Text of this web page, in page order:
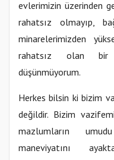
evlerimizin üzerinden
rahatsız olmayıp,
minarelerimizden
rahatsız olan bir
düşünmüyorum.
Herkes bilsin ki bizim
değildir. Bizim
mazlumların
maneviyatını